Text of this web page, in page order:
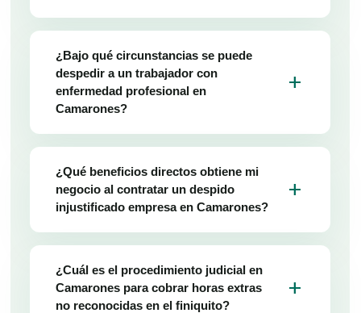
¿Bajo qué circunstancias se puede
despedir a un trabajador con
enfermedad profesional en
Camarones?
add
¿Qué beneficios directos obtiene mi
negocio al contratar un despido
injustificado empresa en Camarones?
add
¿Cuál es el procedimiento judicial en
Camarones para cobrar horas extras
no reconocidas en el finiquito?
add